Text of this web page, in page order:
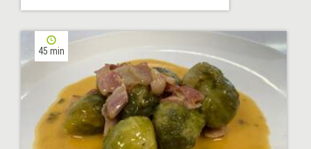
45 min